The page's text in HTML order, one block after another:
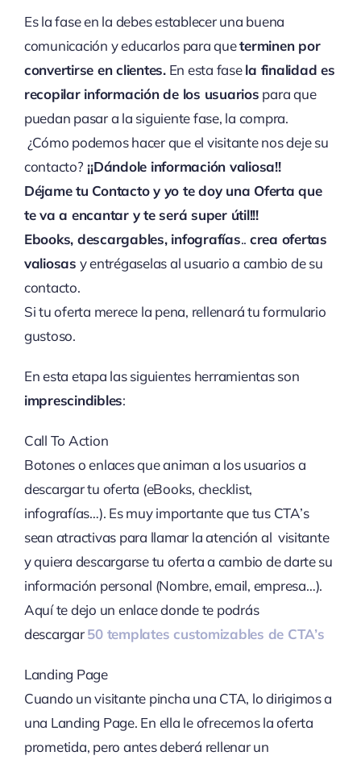
Es la fase en la debes establecer una buena
comunicación y educarlos para queterminen por
convertirse en clientes.En esta fasela finalidad es
recopilar información de los usuarios para que
puedan pasar a la siguiente fase, la compra.
¿Cómo podemos hacer que el visitante nos deje su
contacto? ¡¡Dándole información valiosa!!
Déjame tu Contacto y yo te doy una Oferta que
te va a encantar y te será super útil!!!
Ebooks, descargables, infografías.. crea ofertas
valiosas y entrégaselas al usuario a cambio de su
contacto.
Si tu oferta merece la pena, rellenará tu formulario
gustoso.
En esta etapa las siguientes herramientas son
imprescindibles:
Call To Action
Botones o enlaces que animan a los usuarios a
descargar tu oferta (eBooks, checklist,
infografías…). Es muy importante que tus CTA’s
sean atractivas para llamar la atención al visitante
y quiera descargarse tu oferta a cambio de darte su
información personal (Nombre, email, empresa…).
Aquí te dejo un enlace donde te podrás
descargar50 templates customizables de CTA’s
Landing Page
Cuando un visitante pincha una CTA, lo dirigimos a
una Landing Page. En ella le ofrecemos la oferta
prometida, pero antes deberá rellenar un